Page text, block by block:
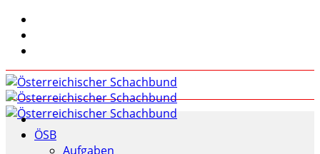
ÖSB
Aufgaben